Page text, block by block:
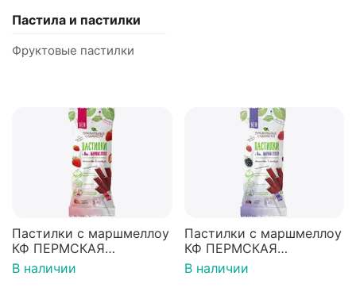
Пастила и пастилки
Фруктовые пастилки
Пастилки с маршмеллоу
КФ ПЕРМСКАЯ
Правильные сладости
Спелая клубника, 55 г -
В наличии
Пастилки с маршмеллоу
КФ ПЕРМСКАЯ
Правильные сладости
Лесные ягоды, 55 г - 10
В наличии